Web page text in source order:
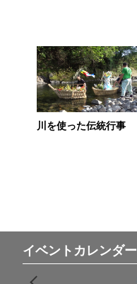
川を使った伝統行事
イベントカレンダー